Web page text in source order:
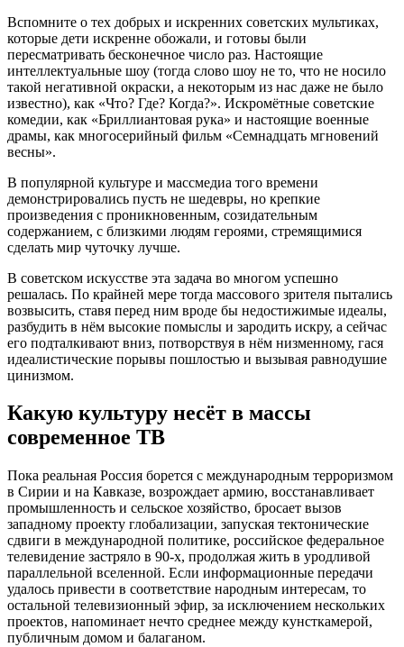
Вспомните о тех добрых и искренних советских мультиках,
которые дети искренне обожали, и готовы были
пересматривать бесконечное число раз. Настоящие
интеллектуальные шоу (тогда слово шоу не то, что не носило
такой негативной окраски, а некоторым из нас даже не было
известно), как «Что? Где? Когда?». Искромётные советские
комедии, как «Бриллиантовая рука» и настоящие военные
драмы, как многосерийный фильм «Семнадцать мгновений
весны».
В популярной культуре и массмедиа того времени
демонстрировались пусть не шедевры, но крепкие
произведения с проникновенным, созидательным
содержанием, с близкими людям героями, стремящимися
сделать мир чуточку лучше.
В советском искусстве эта задача во многом успешно
решалась. По крайней мере тогда массового зрителя пытались
возвысить, ставя перед ним вроде бы недостижимые идеалы,
разбудить в нём высокие помыслы и зародить искру, а сейчас
его подталкивают вниз, потворствуя в нём низменному, гася
идеалистические порывы пошлостью и вызывая равнодушие
цинизмом.
Какую культуру несёт в массы
современное ТВ
Пока реальная Россия борется с международным терроризмом
в Сирии и на Кавказе, возрождает армию, восстанавливает
промышленность и сельское хозяйство, бросает вызов
западному проекту глобализации, запуская тектонические
сдвиги в международной политике, российское федеральное
телевидение застряло в 90-х, продолжая жить в уродливой
параллельной вселенной. Если информационные передачи
удалось привести в соответствие народным интересам, то
остальной телевизионный эфир, за исключением нескольких
проектов, напоминает нечто среднее между кунсткамерой,
публичным домом и балаганом.